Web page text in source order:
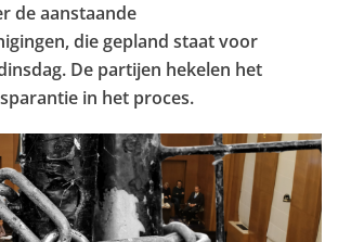
de aanstaande
die gepland staat voor
De partijen hekelen het
in het proces.